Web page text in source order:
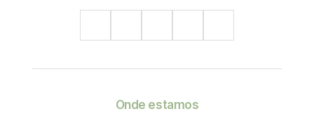
Onde estamos